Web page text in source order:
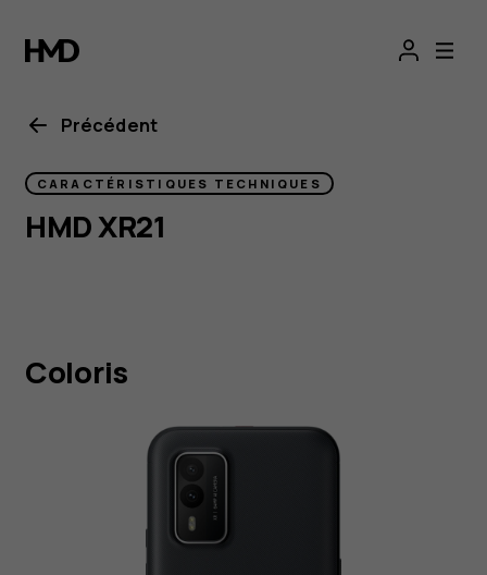
HMD
XR21
specs
Précédent
CARACTÉRISTIQUES TECHNIQUES
HMD XR21
Coloris